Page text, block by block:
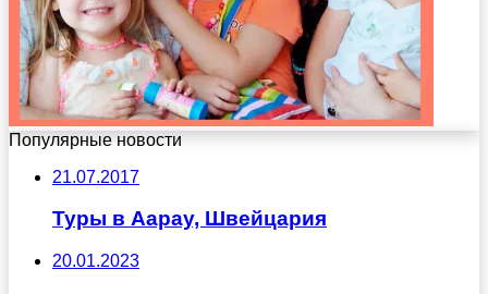
Популярные новости
21.07.2017
Туры в Аарау, Швейцария
20.01.2023